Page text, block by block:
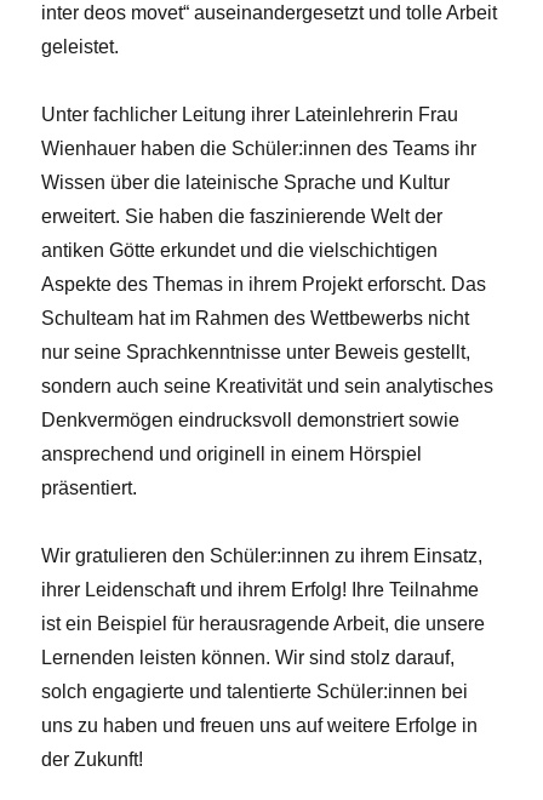
inter deos movet“ auseinandergesetzt und tolle Arbeit
geleistet.
Unter fachlicher Leitung ihrer Lateinlehrerin Frau
Wienhauer haben die Schüler:innen des Teams ihr
Wissen über die lateinische Sprache und Kultur
erweitert. Sie haben die faszinierende Welt der
antiken Götte erkundet und die vielschichtigen
Aspekte des Themas in ihrem Projekt erforscht. Das
Schulteam hat im Rahmen des Wettbewerbs nicht
nur seine Sprachkenntnisse unter Beweis gestellt,
sondern auch seine Kreativität und sein analytisches
Denkvermögen eindrucksvoll demonstriert sowie
ansprechend und originell in einem Hörspiel
präsentiert.
Wir gratulieren den Schüler:innen zu ihrem Einsatz,
ihrer Leidenschaft und ihrem Erfolg! Ihre Teilnahme
ist ein Beispiel für herausragende Arbeit, die unsere
Lernenden leisten können. Wir sind stolz darauf,
solch engagierte und talentierte Schüler:innen bei
uns zu haben und freuen uns auf weitere Erfolge in
der Zukunft!